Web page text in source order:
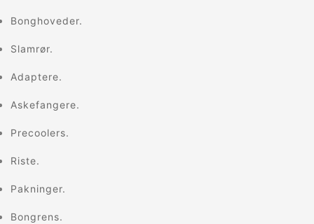
Bonghoveder.
Slamrør.
Adaptere.
Askefangere.
Precoolers.
Riste.
Pakninger.
Bongrens.